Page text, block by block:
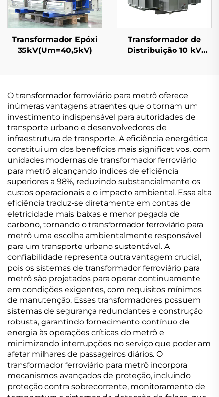
Transformador Epóxi
35kV(Um=40,5kV)
Transformador de
Distribuição 10 kV
O transformador ferroviário para metrô oferece
inúmeras vantagens atraentes que o tornam um
investimento indispensável para autoridades de
transporte urbano e desenvolvedores de
infraestrutura de transporte. A eficiência energética
constitui um dos benefícios mais significativos, com
unidades modernas de transformador ferroviário
para metrô alcançando índices de eficiência
superiores a 98%, reduzindo substancialmente os
custos operacionais e o impacto ambiental. Essa alta
eficiência traduz-se diretamente em contas de
eletricidade mais baixas e menor pegada de
carbono, tornando o transformador ferroviário para
metrô uma escolha ambientalmente responsável
para um transporte urbano sustentável. A
confiabilidade representa outra vantagem crucial,
pois os sistemas de transformador ferroviário para
metrô são projetados para operar continuamente
em condições exigentes, com requisitos mínimos
de manutenção. Esses transformadores possuem
sistemas de segurança redundantes e construção
robusta, garantindo fornecimento contínuo de
energia às operações críticas do metrô e
minimizando interrupções no serviço que poderiam
afetar milhares de passageiros diários. O
transformador ferroviário para metrô incorpora
mecanismos avançados de proteção, incluindo
proteção contra sobrecorrente, monitoramento de